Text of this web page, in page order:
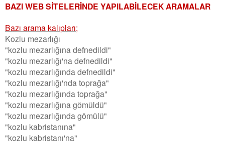
BAZI WEB SİTELERİNDE YAPILABİLECEK ARAMALAR
Bazı arama kalıpları;
Kozlu mezarlığı
"kozlu mezarlığına defnedildi"
"kozlu mezarlığı'na defnedildi"
"kozlu mezarlığında defnedildi"
"kozlu mezarlığı'nda toprağa"
"kozlu mezarlığında toprağa"
"kozlu mezarlığına gömüldü"
"kozlu mezarlığında gömülü"
"kozlu kabristanına"
"kozlu kabristanı'na"